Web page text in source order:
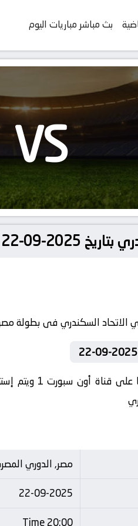
بث مباشر مباريات اليوم
VS
الدوري المصري
تنقل أحداث
مصر, الدوري
22-09-2025
20:00 Time